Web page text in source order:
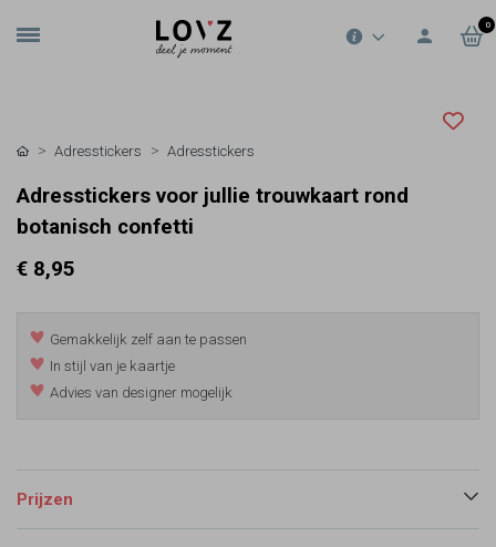
0
Adresstickers Adresstickers
Adresstickers voor jullie trouwkaart rond
botanisch confetti
€ 8,95
Gemakkelijk zelf aan te passen
In stijl van je kaartje
Advies van designer mogelijk
Prijzen